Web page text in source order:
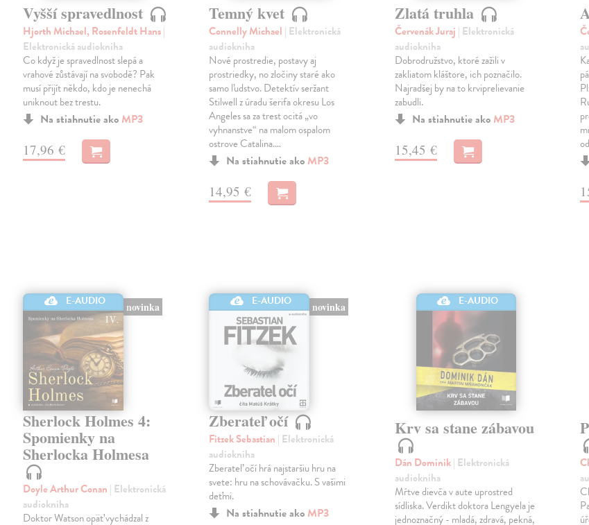
Vyšší spravedlnost
Hjorth Michael, Rosenfeldt Hans|
Elektronická audiokniha
Co když je spravedlnost slepá a
vrahové zůstávají na svobodě? Pak
musí přijít někdo, kdo je nenechá
uniknout bez trestu.
Na stiahnutie ako MP3
17,96 €
Temný kvet
Connelly Michael | Elektronická
audiokniha
Nové prostredie, postavy aj
prostriedky, no zločiny staré ako
samo ľudstvo. Detektív seržant
Stilwell z úradu šerifa okresu Los
Angeles sa za trest ocitá „vo
vyhnanstve“ na malom ospalom
ostrove Catalina.…
Na stiahnutie ako MP3
14,95 €
Zlatá truhla
Červenák Juraj | Elektronická
audiokniha
Dobrodružstvo, ktoré zažili v
zakliatom kláštore, ich poznačilo.
Najradšej by na to krviprelievanie
zabudli.
Na stiahnutie ako MP3
15,45 €
E-AUDIO novinka
Sherlock Holmes 4:
Spomienky na
Sherlocka Holmesa
Doyle Arthur Conan | Elektronická
audiokniha
Doktor Watson opäť vychádzal z
E-AUDIO novinka
Zberateľ očí
Fitzek Sebastian | Elektronická
audiokniha
Zberateľ očí hrá najstaršiu hru na
svete: hru na schovávačku. S vašimi
deťmi.
Na stiahnutie ako MP3
E-AUDIO
Krv sa stane zábavou
Dán Dominik| Elektronická
audiokniha
Mŕtve dievča v aute uprostred
sídliska. Verdikt doktora Lengyela je
jednoznačný - mladá, zdravá, pekná,